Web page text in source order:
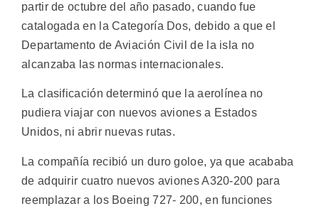
partir de octubre del año pasado, cuando fue
catalogada en la Categoría Dos, debido a que el
Departamento de Aviación Civil de la isla no
alcanzaba las normas internacionales.
La clasificación determinó que la aerolínea no
pudiera viajar con nuevos aviones a Estados
Unidos, ni abrir nuevas rutas.
La compañía recibió un duro goloe, ya que acababa
de adquirir cuatro nuevos aviones A320-200 para
reemplazar a los Boeing 727- 200, en funciones